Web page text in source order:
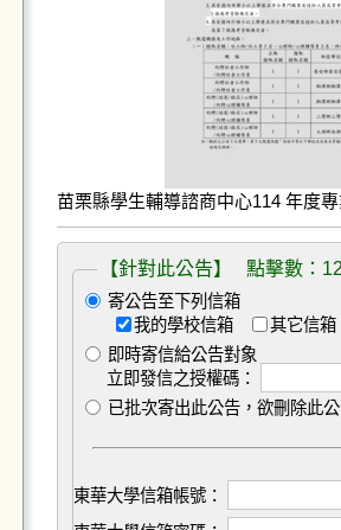
苗栗縣學生輔導諮商中心114 年度
【針對此公告】 點擊數：
寄公告至下列信箱
我的學校信箱
其它信箱
即時寄信給公告對象
立即發信之授權碼：
已批次寄出此公告，欲刪除此
東華大學信箱帳號：